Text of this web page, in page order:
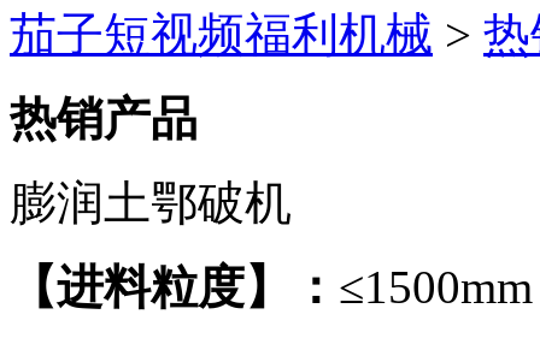
茄子短视频福利机械 >
热销产品
膨润土鄂破机
【进料粒度】： ≤1500mm